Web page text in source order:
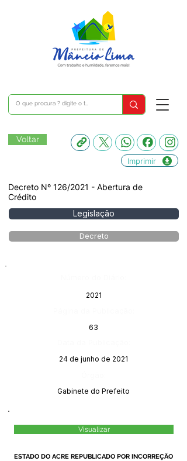
Voltar
Imprimir
Decreto Nº 126/2021 - Abertura de
Crédito
Legislação
Decreto
2021
63
24 de junho de 2021
Gabinete do Prefeito
Visualizar
ESTADO DO ACRE REPUBLICADO POR INCORREÇÃO